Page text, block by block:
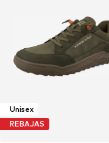
Unisex
REBAJAS